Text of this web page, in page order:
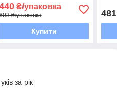
₴/упаковка
₴/упаковка
Купити
481
за рік